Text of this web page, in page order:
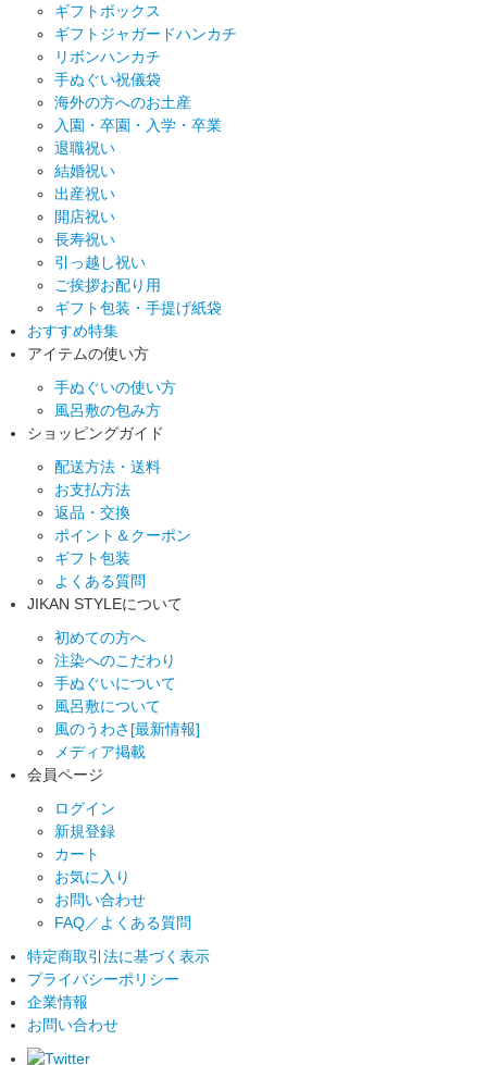
ギフトボックス
ギフトジャガードハンカチ
リボンハンカチ
手ぬぐい祝儀袋
海外の方へのお土産
入園・卒園・入学・卒業
退職祝い
結婚祝い
出産祝い
開店祝い
長寿祝い
引っ越し祝い
ご挨拶お配り用
ギフト包装・手提げ紙袋
おすすめ特集
アイテムの使い方
手ぬぐいの使い方
風呂敷の包み方
ショッピングガイド
配送方法・送料
お支払方法
返品・交換
ポイント＆クーポン
ギフト包装
よくある質問
JIKAN STYLEについて
初めての方へ
注染へのこだわり
手ぬぐいについて
風呂敷について
風のうわさ[最新情報]
メディア掲載
会員ページ
ログイン
新規登録
カート
お気に入り
お問い合わせ
FAQ／よくある質問
特定商取引法に基づく表示
プライバシーポリシー
企業情報
お問い合わせ